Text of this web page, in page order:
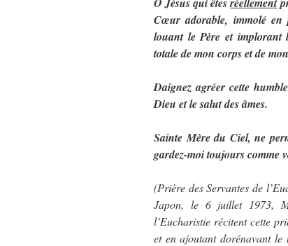
Cœur adorable, immolé en
louant le Père et implorant
totale de mon corps et de
Daignez agréer cette
Dieu et le salut des âmes.
Sainte Mère du Ciel, ne
gardez-moi toujours comme
(Prière des Servantes de
Japon, le 6 juillet 1973,
l’Eucharistie récitent cette
et en ajoutant dorénavant